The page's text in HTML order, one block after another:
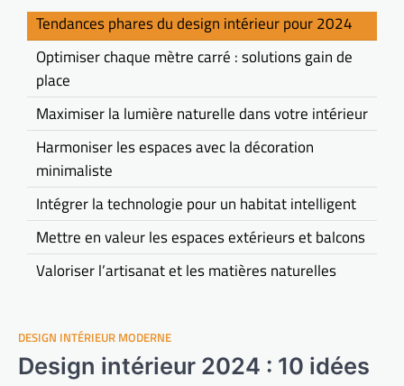
DESIGN INTÉRIEUR MODERNE
Design intérieur 2024 : 10 idées
Tendances phares du design intérieur pour 2024
Optimiser chaque mètre carré : solutions gain de
place
Maximiser la lumière naturelle dans votre intérieur
Harmoniser les espaces avec la décoration
minimaliste
Intégrer la technologie pour un habitat intelligent
Mettre en valeur les espaces extérieurs et balcons
Valoriser l’artisanat et les matières naturelles